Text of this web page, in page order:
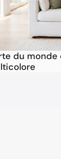
du monde